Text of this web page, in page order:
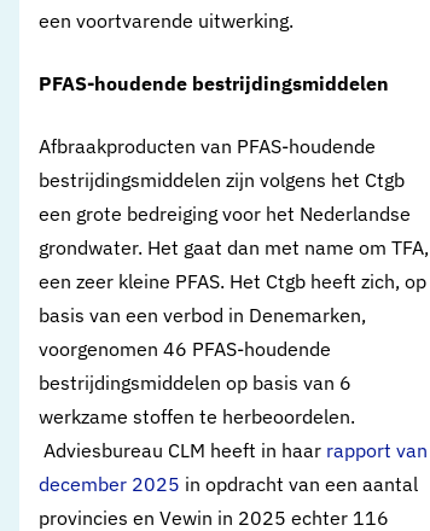
een voortvarende uitwerking.
PFAS-houdende bestrijdingsmiddelen
Afbraakproducten van PFAS-houdende
bestrijdingsmiddelen zijn volgens het Ctgb
een grote bedreiging voor het Nederlandse
grondwater. Het gaat dan met name om TFA,
een zeer kleine PFAS. Het Ctgb heeft zich, op
basis van een verbod in Denemarken,
voorgenomen 46 PFAS-houdende
bestrijdingsmiddelen op basis van 6
werkzame stoffen te herbeoordelen.
Adviesbureau CLM heeft in haar rapport van
december 2025 in opdracht van een aantal
provincies en Vewin in 2025 echter 116